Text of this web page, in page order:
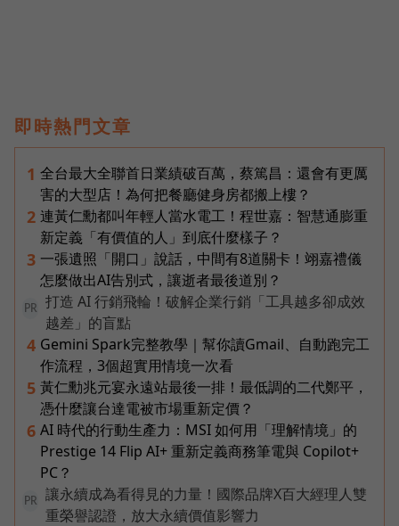
即時熱門文章
1 全台最大全聯首日業績破百萬，蔡篤昌：還會有更厲
害的大型店！為何把餐廳健身房都搬上樓？
2 連黃仁勳都叫年輕人當水電工！程世嘉：智慧通膨重
新定義「有價值的人」到底什麼樣子？
3 一張遺照「開口」說話，中間有8道關卡！翊嘉禮儀
怎麼做出AI告別式，讓逝者最後道別？
PR
打造 AI 行銷飛輪！破解企業行銷「工具越多卻成效
越差」的盲點
4 Gemini Spark完整教學｜幫你讀Gmail、自動跑完工
作流程，3個超實用情境一次看
5 黃仁勳兆元宴永遠站最後一排！最低調的二代鄭平，
憑什麼讓台達電被市場重新定價？
6 AI 時代的行動生產力：MSI 如何用「理解情境」的
Prestige 14 Flip AI+ 重新定義商務筆電與 Copilot+
PC？
PR
讓永續成為看得見的力量！國際品牌X百大經理人雙
重榮譽認證，放大永續價值影響力